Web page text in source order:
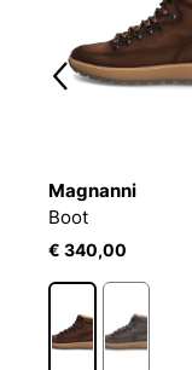
Magnanni
Boot
€ 340,00